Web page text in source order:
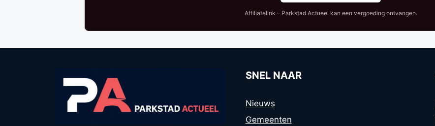
Affiliatelink – Parkstad Actueel kan een vergoeding ontvangen.
SNEL NAAR
Nieuws
Gemeenten